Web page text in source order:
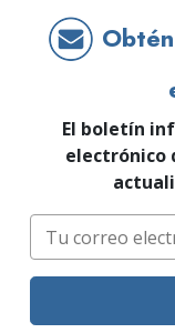
El boletín
electrónico